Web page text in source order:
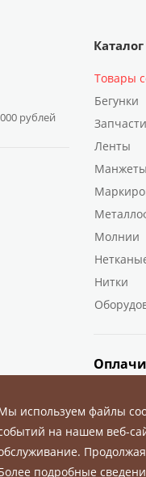
рублей
Каталог
Товары
Бегунки
Ленты
Манжеты
Молнии
Нитки
Компания.Все права
используем файлы
на нашем веб-
подробные